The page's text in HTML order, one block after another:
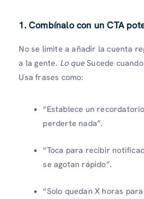
1. Combínalo con un CTA
No se limite a añadir la cuenta
a la gente. Lo queSucede
Usa frases como:
“Establece un
perderte nada”.
“Toca para recibir
se agotan rápido”.
“Solo quedan X horas